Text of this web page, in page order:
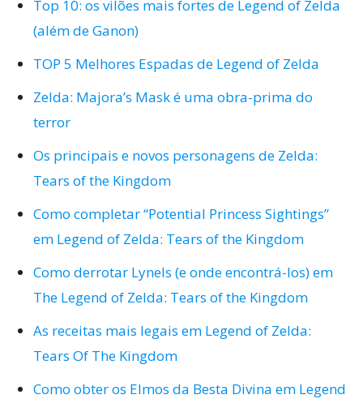
Top 10: os vilões mais fortes de Legend of Zelda
(além de Ganon)
TOP 5 Melhores Espadas de Legend of Zelda
Zelda: Majora’s Mask é uma obra-prima do
terror
Os principais e novos personagens de Zelda:
Tears of the Kingdom
Como completar “Potential Princess Sightings”
em Legend of Zelda: Tears of the Kingdom
Como derrotar Lynels (e onde encontrá-los) em
The Legend of Zelda: Tears of the Kingdom
As receitas mais legais em Legend of Zelda:
Tears Of The Kingdom
Como obter os Elmos da Besta Divina em Legend